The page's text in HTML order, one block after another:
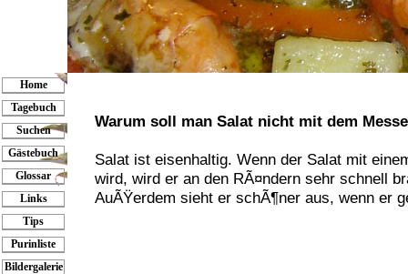
Home
Tagebuch
Suchen
Gästebuch
Glossar
Links
Tips
Purinliste
Bildergalerie
Warum soll man Salat nicht mit dem
Salat ist eisenhaltig. Wenn der Salat mit
wird, wird er an den RÃ¤ndern sehr schnell
AuÃŸerdem sieht er schÃ¶ner aus, wenn er